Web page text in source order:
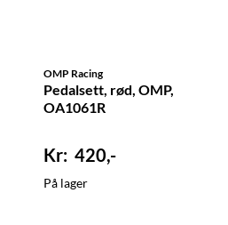
OMP Racing
Pedalsett, rød, OMP,
OA1061R
420,-
På lager